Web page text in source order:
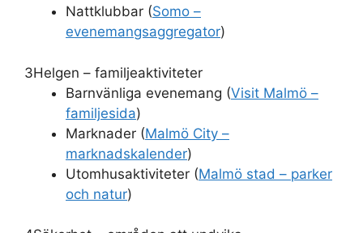
Nattklubbar (Somo –
evenemangsaggregator)
3Helgen – familjeaktiviteter
Barnvänliga evenemang (Visit Malmö –
familjesida)
Marknader (Malmö City –
marknadskalender)
Utomhusaktiviteter (Malmö stad – parker
och natur)